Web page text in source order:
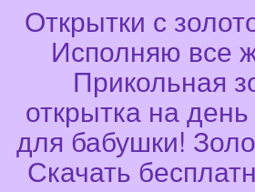
Открытки с
Исполняю все
Прикольная
открытка на
для бабушки!
Скачать